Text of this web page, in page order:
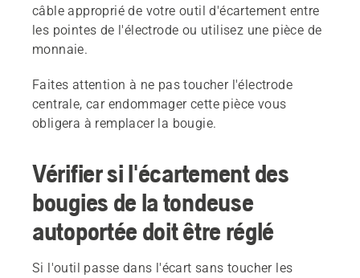
câble approprié de votre outil d'écartement entre
les pointes de l'électrode ou utilisez une pièce de
monnaie.
Faites attention à ne pas toucher l'électrode
centrale, car endommager cette pièce vous
obligera à remplacer la bougie.
Vérifier si l'écartement des
bougies de la tondeuse
autoportée doit être réglé
Si l'outil passe dans l'écart sans toucher les